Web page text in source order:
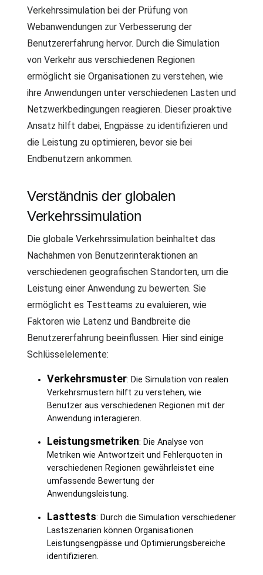
Verkehrssimulation bei der Prüfung von
Webanwendungen zur Verbesserung der
Benutzererfahrung hervor. Durch die Simulation
von Verkehr aus verschiedenen Regionen
ermöglicht sie Organisationen zu verstehen, wie
ihre Anwendungen unter verschiedenen Lasten und
Netzwerkbedingungen reagieren. Dieser proaktive
Ansatz hilft dabei, Engpässe zu identifizieren und
die Leistung zu optimieren, bevor sie bei
Endbenutzern ankommen.
Verständnis der globalen
Verkehrssimulation
Die globale Verkehrssimulation beinhaltet das
Nachahmen von Benutzerinteraktionen an
verschiedenen geografischen Standorten, um die
Leistung einer Anwendung zu bewerten. Sie
ermöglicht es Testteams zu evaluieren, wie
Faktoren wie Latenz und Bandbreite die
Benutzererfahrung beeinflussen. Hier sind einige
Schlüsselelemente:
Verkehrsmuster: Die Simulation von realen
Verkehrsmustern hilft zu verstehen, wie
Benutzer aus verschiedenen Regionen mit der
Anwendung interagieren.
Leistungsmetriken: Die Analyse von
Metriken wie Antwortzeit und Fehlerquoten in
verschiedenen Regionen gewährleistet eine
umfassende Bewertung der
Anwendungsleistung.
Lasttests: Durch die Simulation verschiedener
Lastszenarien können Organisationen
Leistungsengpässe und Optimierungsbereiche
identifizieren.